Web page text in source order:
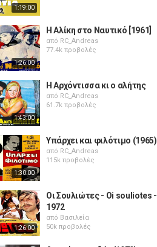
1:19:00
1:26:00
Η Αλίκη στο Ναυτικό [1961]
από RC_Andreas
77.4k προβολές
1:43:00
Η Αρχόντισσα κι ο αλήτης
από RC_Andreas
61.7k προβολές
1:30:00
Υπάρχει και φιλότιμο (1965)
από RC_Andreas
115k προβολές
1:26:00
Οι Σουλιώτες - Oi souliotes -
1972
από Βασιλεία
50k προβολές